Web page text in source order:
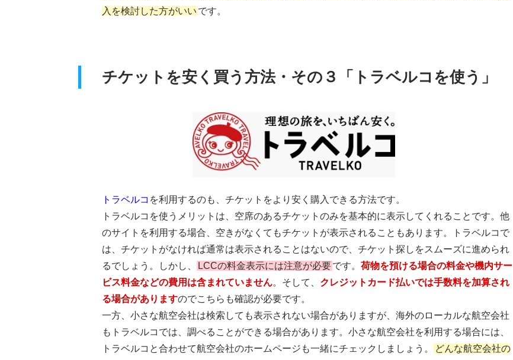
入を検討した方がいい です。
チケットを安く買う方法・その３「トラベルコを使う」
トラベルコ を利用するのも、チケットをより安く購入できる方法です。
トラベルコを使うメリットは、空席のあるチケットのみを基本的に表示してくれることです。他
のサイトを利用する場合、空きがなくてもチケットが表示されることもあります。トラベルコで
は、チケットがなければ通常は表示されることはないので、チケット探しをスムーズに進められ
るでしょう。しかし、
LCCの料金表示には注意が必要です。 荷物を預ける場合の料金や機内サー
ビス料金などの費用は含まれていません。そして、 クレジットカード払いでは手数料を加算され
る場合がありますのでこちらも確認が必要です。
一方、小さな航空会社は検索しても表示されない場合がありますが、海外のローカルな航空会社
もトラベルコでは、調べることができる場合があります。小さな航空会社を利用する場合には、
トラベルコと合わせて航空会社のホームページも一緒にチェックしましょう。
どんな航空会社の